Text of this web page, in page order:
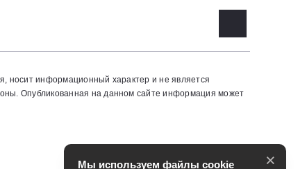
носит информационный характер и не является
Опубликованная на данном сайте информация может
Мы используем файлы cookie ×